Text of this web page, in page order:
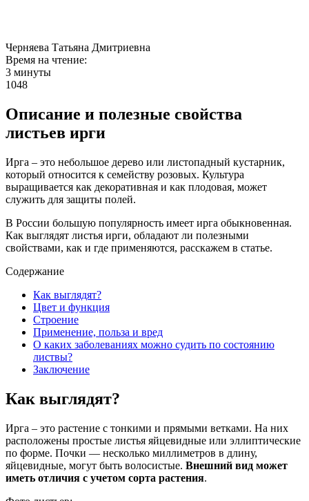
Черняева Татьяна Дмитриевна
Время на чтение:
3 минуты
1048
Описание и полезные свойства
листьев ирги
Ирга – это небольшое дерево или листопадный кустарник,
который относится к семейству розовых. Культура
выращивается как декоративная и как плодовая, может
служить для защиты полей.
В России большую популярность имеет ирга обыкновенная.
Как выглядят листья ирги, обладают ли полезными
свойствами, как и где применяются, расскажем в статье.
Содержание
Как выглядят?
Цвет и функция
Строение
Применение, польза и вред
О каких заболеваниях можно судить по состоянию
листвы?
Заключение
Как выглядят?
Ирга – это растение с тонкими и прямыми ветками. На них
расположены простые листья яйцевидные или эллиптические
по форме. Почки — несколько миллиметров в длину,
яйцевидные, могут быть волосистые. Внешний вид может
иметь отличия с учетом сорта растения.